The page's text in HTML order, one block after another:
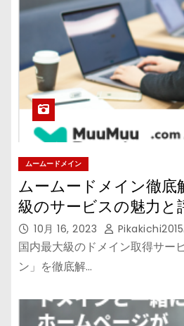
ムームードメイン
ムームードメイン徹底
級のサービスの魅力と
10月 16, 2023
国内最大級のドメイン取得サー
ン」を徹底解…